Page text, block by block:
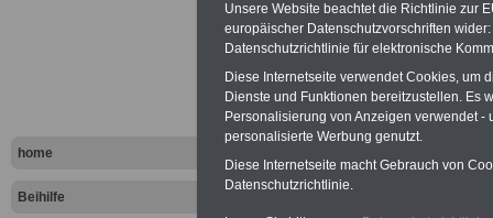
home
Beihilfe
suchen. Beamtinnen und
Angebote nach
Bad
Unsere Website beachtet die Richtlinie zur
europäischer Datenschutzvorschriften
Datenschutzrichtlinie für elektronische
Diese Internetseite verwendet Cookies, um
Dienste und Funktionen bereitzustellen. Es
Personalisierung von Anzeigen verwendet
personalisierte Werbung genutzt.
Diese Internetseite macht Gebrauch von
Datenschutzrichtlinie.